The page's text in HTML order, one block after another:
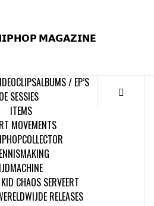
ALBUMS / EP’S
SESSIES
ITEMS
MOVEMENTS
KID CHAOS SERVEERT
RELEASES